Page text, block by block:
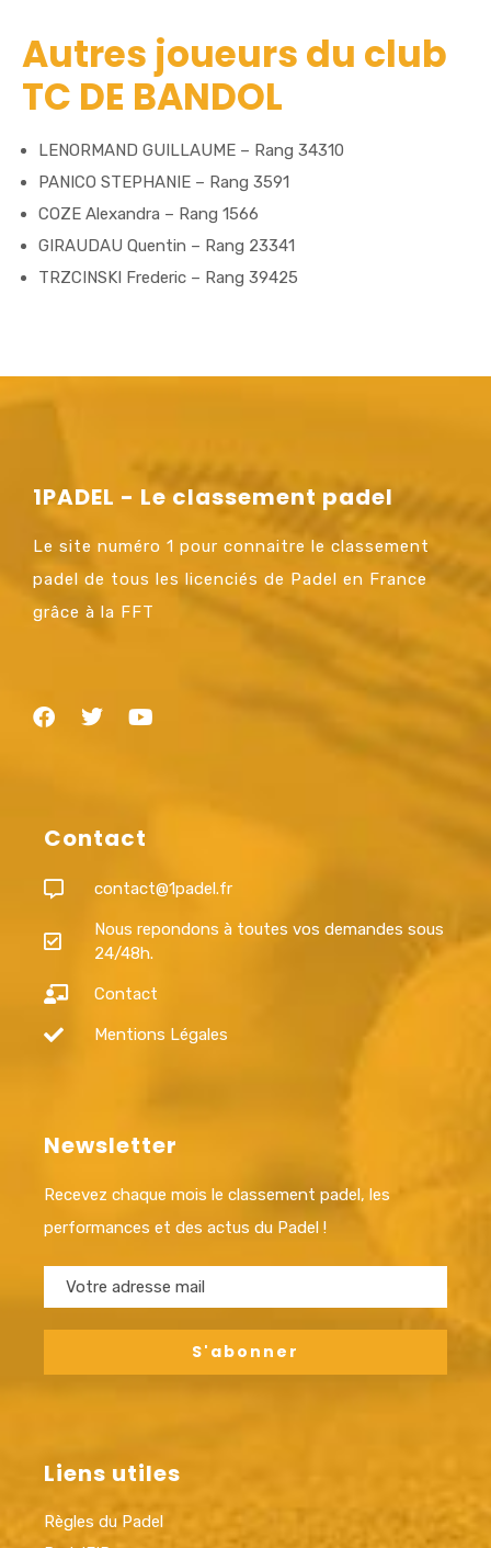
Autres joueurs du club
TC DE BANDOL
LENORMAND GUILLAUME – Rang 34310
PANICO STEPHANIE – Rang 3591
COZE Alexandra – Rang 1566
GIRAUDAU Quentin – Rang 23341
TRZCINSKI Frederic – Rang 39425
1PADEL - Le classement padel
Le site numéro 1 pour connaitre le classement
padel de tous les licenciés de Padel en France
grâce à la FFT
Contact
contact@1padel.fr
Nous repondons à toutes vos demandes sous
24/48h.
Contact
Mentions Légales
Newsletter
Recevez chaque mois le classement padel, les
performances et des actus du Padel !
Liens utiles
Règles du Padel